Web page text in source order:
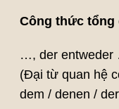
Công thức tổng
…, der
(Đại từ quan hệ
dem / denen /